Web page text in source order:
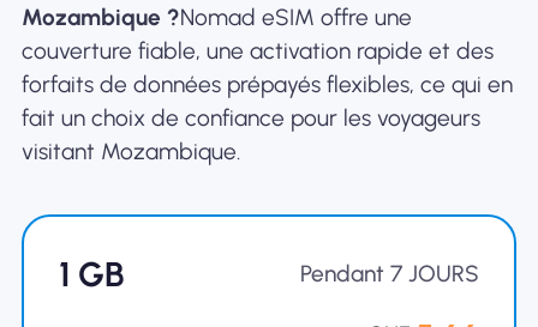
Mozambique ?Nomad eSIM offre une
couverture fiable, une activation rapide et des
forfaits de données prépayés flexibles, ce qui en
fait un choix de confiance pour les voyageurs
visitant Mozambique.
1 GB Pendant 7 JOURS